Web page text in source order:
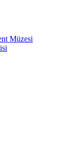
Müzesi